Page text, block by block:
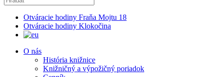
Otváracie hodiny Fraňa Mojtu 18
Otváracie hodiny Klokočina
O nás
História knižnice
Knižničný a výpožičný poriadok